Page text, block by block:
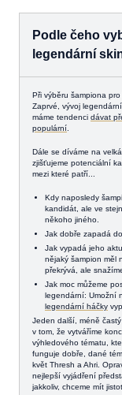
Podle čeho
legendární
Při výběru šampiona
Zaprvé, vývoj
máme tendenci dávat
populární
Dále se díváme na
zjišťujeme potenciální
mezi které patří...
Kdy naposledy
kandidát, ale ve
někoho jiného.
Jak dobře zapadá
Jak vypadá jeho
nějaký šampion měl
překrývá, ale
Jak moc můžeme
legendární: Umožní
legendární háčky
Jeden další, méně
v tom, že vytváříme
výhledového tématu,
funguje dobře, dané
květ Thresh a Ahri.
nejlepší vyjádření
jakkoliv, chceme mít